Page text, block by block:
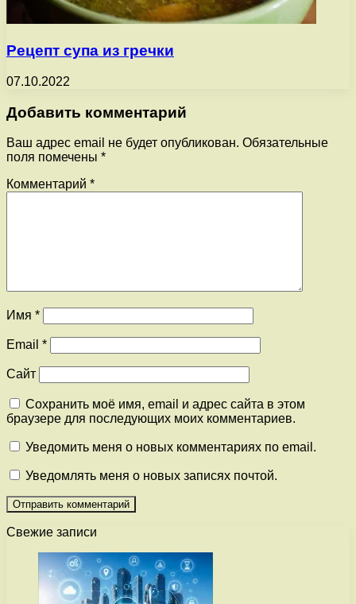
Рецепт супа из гречки
07.10.2022
Добавить комментарий
Ваш адрес email не будет опубликован. Обязательные
поля помечены *
Комментарий *
Имя *
Email *
Сайт
Сохранить моё имя, email и адрес сайта в этом
браузере для последующих моих комментариев.
Уведомить меня о новых комментариях по email.
Уведомлять меня о новых записях почтой.
Свежие записи